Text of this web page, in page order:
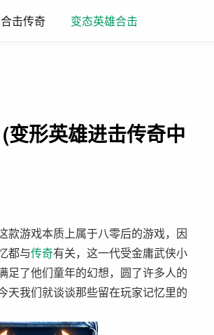
击传奇 变态英雄合击
形英雄进击传奇中
款游戏本质上属于八零后的游戏，因
都与传奇有关，这一代受金庸武侠小
足了他们童年的幻想，圆了许多人的
天我们就谈谈那些留在玩家记忆里的